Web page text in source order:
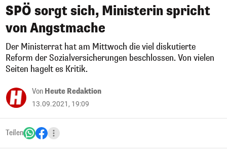
SPÖ sorgt sich, Ministerin spricht
von Angstmache
Der Ministerrat hat am Mittwoch die viel diskutierte
Reform der Sozialversicherungen beschlossen. Von vielen
Seiten hagelt es Kritik.
Von Heute Redaktion
13.09.2021, 19:09
Teilen